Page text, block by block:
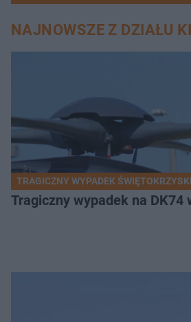
NAJNOWSZE Z DZIAŁU
TRAGICZNY WYPADEK
Tragiczny wypadek na